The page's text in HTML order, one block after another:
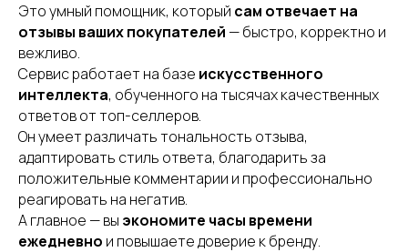
Это умный помощник, который сам отвечает на
отзывы ваших покупателей — быстро, корректно и
вежливо.
Сервис работает на базе искусственного
интеллекта, обученного на тысячах качественных
ответов от топ-селлеров.
Он умеет различать тональность отзыва,
адаптировать стиль ответа, благодарить за
положительные комментарии и профессионально
реагировать на негатив.
А главное — вы экономите часы времени
ежедневно и повышаете доверие к бренду.